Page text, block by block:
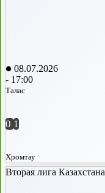
08.07.2026
- 17:00
Талас
0 1
Хромтау
Вторая лига Казахстана